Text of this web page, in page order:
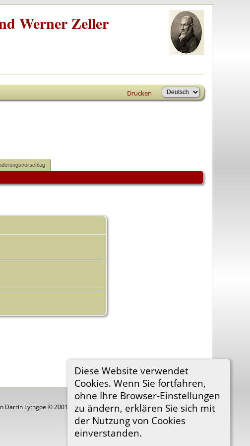
Werner Zeller
Drucken
Diese Website verwendet
Cookies. Wenn Sie fortfahren,
ohne Ihre Browser-Einstellungen
zu ändern, erklären Sie sich mit
der Nutzung von Cookies
einverstanden.
Darrin Lythgoe © 2001-2026.